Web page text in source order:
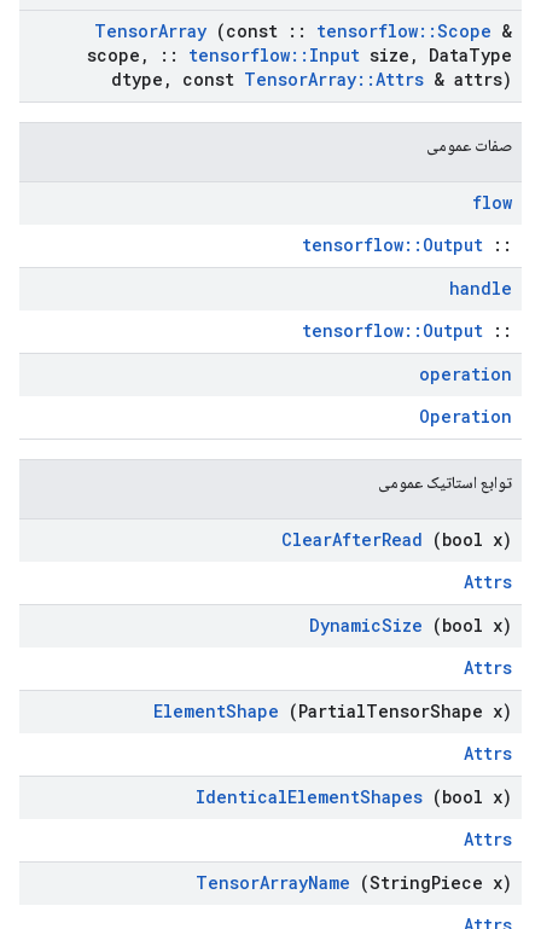
TensorArray (const :: tensorflow::Scope &
scope , :: tensorflow:: Input size , DataType
dtype , const TensorArray::Attrs & attrs)
صفات عمومی
flow
::
tensorflow::Output
handle
::
tensorflow::Output
operation
Operation
توابع استاتیک عمومی
ClearAfterRead (bool x)
Attrs
DynamicSize (bool x)
Attrs
ElementShape (PartialTensorShape x)
Attrs
IdenticalElementShapes (bool x)
Attrs
TensorArrayName (StringPiece x)